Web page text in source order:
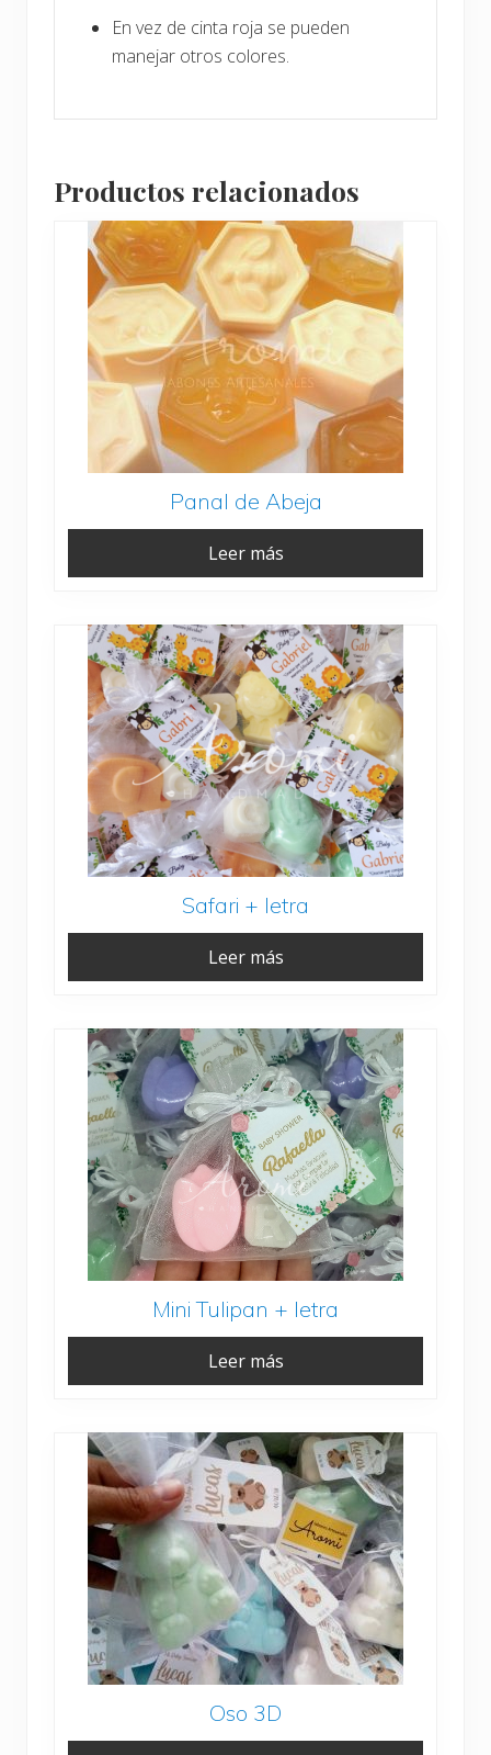
En vez de cinta roja se pueden
manejar otros colores.
Productos relacionados
Panal de Abeja
Leer más
Safari + letra
Leer más
Mini Tulipan + letra
Leer más
Oso 3D